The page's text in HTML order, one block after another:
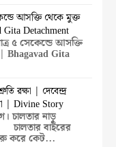
আসক্তি থেকে মুক্ত
Gita Detachment
৫ সেকেন্ডে আসক্তি
| Bhagavad Gita
রক্ষা | দেবেন্দ্র
| Divine Story
চালতার নাড়ু
বাইরের
করে কেট...